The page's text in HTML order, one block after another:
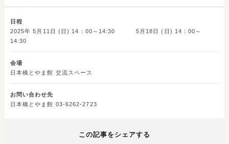
日程
2025年 5月11日 (日) 14：00～14:30 5月18日 (日) 14：00～
14:30
会場
日本橋とやま館 交流スペース
お問い合わせ先
日本橋とやま館 03-6262-2723
この記事をシェアする